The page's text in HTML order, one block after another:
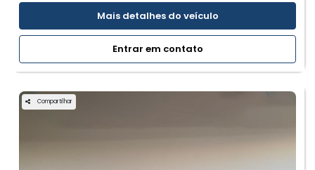
Mais detalhes do veículo
Entrar em contato
Compartilhar